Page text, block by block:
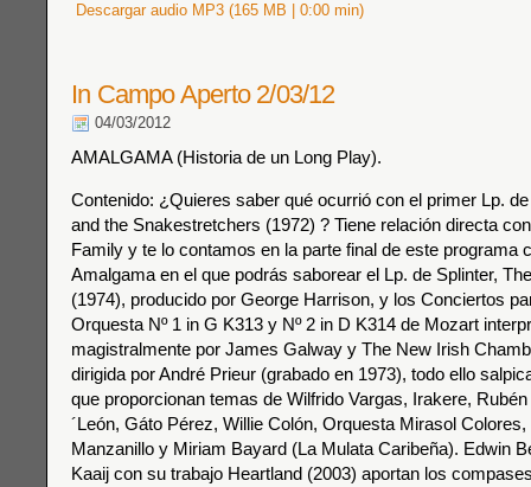
Descargar audio MP3 (165 MB | 0:00 min)
In Campo Aperto 2/03/12
04/03/2012
AMALGAMA (Historia de un Long Play).
Contenido: ¿Quieres saber qué ocurrió con el primer Lp.
and the Snakestretchers (1972) ? Tiene relación directa
Family y te lo contamos en la parte final de este programa
Amalgama en el que podrás saborear el Lp. de Splinter,
(1974), producido por George Harrison, y los Conciertos
Orquesta Nº 1 in G K313 y Nº 2 in D K314 de Mozart
magistralmente por James Galway y The New Irish
dirigida por André Prieur (grabado en 1973), todo ello
que proporcionan temas de Wilfrido Vargas, Irakere,
´León, Gáto Pérez, Willie Colón, Orquesta Mirasol
Manzanillo y Miriam Bayard (La Mulata Caribeña). Edwin
Kaaij con su trabajo Heartland (2003) aportan los